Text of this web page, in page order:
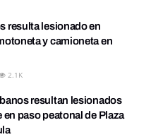
resulta lesionado en
y camioneta en
2.1K
resultan lesionados
paso peatonal de Plaza